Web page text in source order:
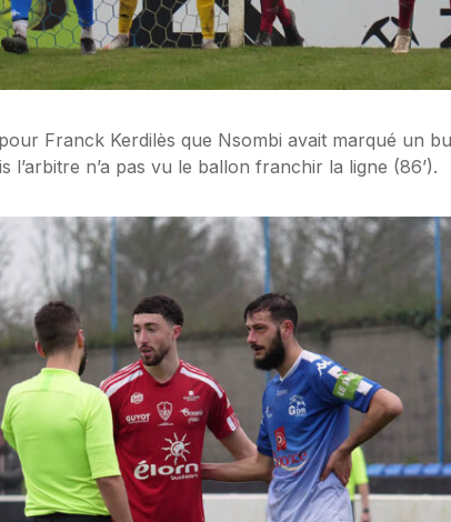
Franck Kerdilès que Nsombi avait marqué un
l’arbitre n’a pas vu le ballon franchir la ligne (86’).